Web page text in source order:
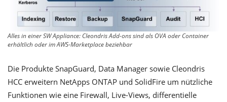
Alles in einer SW Appliance: Cleondris Add-ons sind als OVA oder Container
erhältlich oder im AWS-Marketplace beziehbar
Die Produkte SnapGuard, Data Manager sowie Cleondris
HCC erweitern NetApps ONTAP und SolidFire um nützliche
Funktionen wie eine Firewall, Live-Views, differentielle